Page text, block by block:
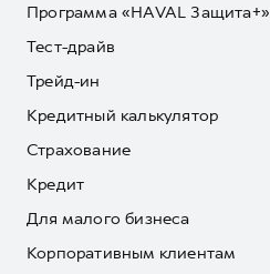
Программа «HAVAL Защита+»
Тест-драйв
Трейд-ин
Кредитный калькулятор
Страхование
Кредит
Для малого бизнеса
Корпоративным клиентам